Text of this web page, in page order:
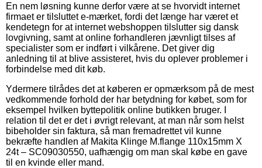
En nem løsning kunne derfor være at se hvorvidt internet
firmaet er tilsluttet e-mærket, fordi det længe har været et
kendetegn for at internet webshoppen tilslutter sig dansk
lovgivning, samt at online forhandleren jævnligt tilses af
specialister som er indført i vilkårene. Det giver dig
anledning til at blive assisteret, hvis du oplever problemer i
forbindelse med dit køb.
Ydermere tilrådes det at køberen er opmærksom på de mest
vedkommende forhold der har betydning for købet, som for
eksempel hvilken byttepolitik online butikken bruger. I
relation til det er det i øvrigt relevant, at man når som helst
bibeholder sin faktura, så man fremadrettet vil kunne
bekræfte handlen af Makita Klinge M.flange 110x15mm X
24t – SC09030550, uafhængig om man skal købe en gave
til en kvinde eller mand.